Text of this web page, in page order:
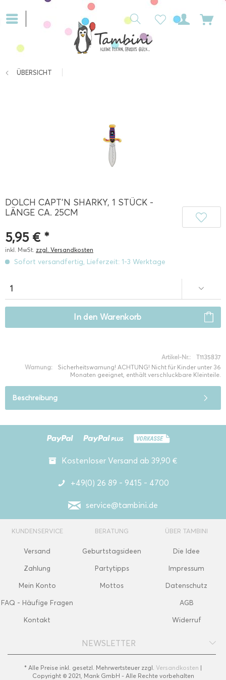
ÜBERSICHT
DOLCH CAPT'N SHARKY, 1 STÜCK -
LÄNGE CA. 25CM
5,95 € *
inkl. MwSt. zzgl. Versandkosten
Sofort versandfertig, Lieferzeit: 1-3 Werktage
In den Warenkorb
Artikel-Nr.:
T1135837
Warnung:
Sicherheitswarnung! ACHTUNG! Nicht für Kinder unter 36
Monaten geeignet, enthält verschluckbare Kleinteile.
Beschreibung
Kostenloser Versand ab 39,90 €
+49(0) 26 89 - 9415 - 4700
service@tambini.de
KUNDENSERVICE
Versand
Zahlung
Mein Konto
FAQ - Häufige Fragen
Kontakt
BERATUNG
Geburtstagsideen
Partytipps
Mottos
ÜBER TAMBINI
Die Idee
Impressum
Datenschutz
AGB
Widerruf
NEWSLETTER
* Alle Preise inkl. gesetzl. Mehrwertsteuer zzgl. Versandkosten |
Copyright © 2021, Mank GmbH - Alle Rechte vorbehalten